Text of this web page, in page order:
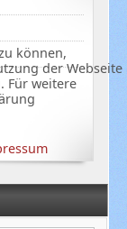
können,
der Webseite
Für weitere